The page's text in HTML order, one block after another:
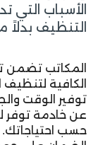
الأسباب التي
التنظيف
المكاتب تضمن
الكافية
توفير الوقت
عن خادمة توفر
حسب احتياجاتك.